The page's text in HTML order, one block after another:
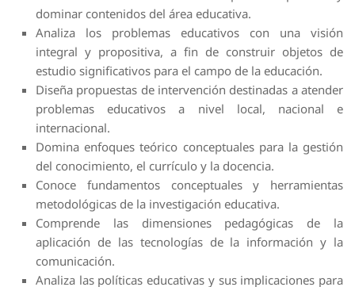
dominar contenidos del área educativa.
Analiza los problemas educativos con una visión
integral y propositiva, a fin de construir objetos de
estudio significativos para el campo de la educación.
Diseña propuestas de intervención destinadas a atender
problemas educativos a nivel local, nacional e
internacional.
Domina enfoques teórico conceptuales para la gestión
del conocimiento, el currículo y la docencia.
Conoce fundamentos conceptuales y herramientas
metodológicas de la investigación educativa.
Comprende las dimensiones pedagógicas de la
aplicación de las tecnologías de la información y la
comunicación.
Analiza las políticas educativas y sus implicaciones para